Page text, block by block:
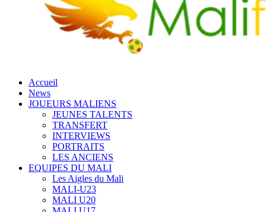
Accueil
News
JOUEURS MALIENS
JEUNES TALENTS
TRANSFERT
INTERVIEWS
PORTRAITS
LES ANCIENS
EQUIPES DU MALI
Les Aigles du Mali
MALI-U23
MALI U20